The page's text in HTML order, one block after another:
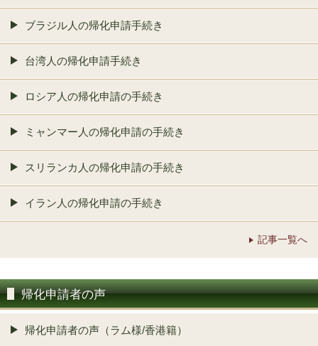
ブラジル人の帰化申請手続き
台湾人の帰化申請手続き
ロシア人の帰化申請の手続き
ミャンマー人の帰化申請の手続き
スリランカ人の帰化申請の手続き
イラン人の帰化申請の手続き
記事一覧へ
帰化申請者の声
帰化申請者の声（ラム様/香港籍）